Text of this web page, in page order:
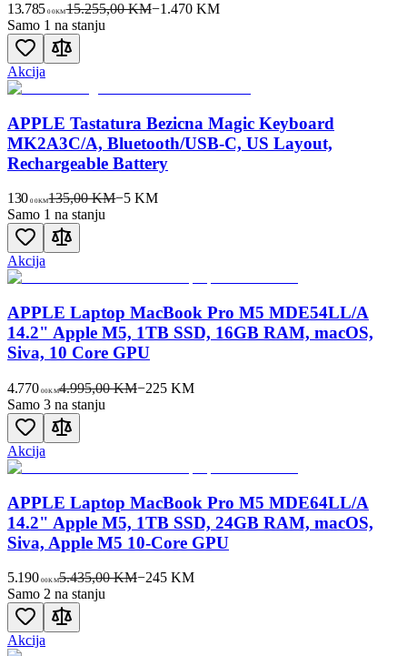
13.785 00KM15.255,00 KM−1.470KM
Samo 1 na stanju
Akcija
APPLE Tastatura Bezicna Magic Keyboard
MK2A3C/A, Bluetooth/USB-C, US Layout,
Rechargeable Battery
130 00KM135,00 KM−5 KM
Samo 1 na stanju
Akcija
APPLE Laptop MacBook Pro M5 MDE54LL/A
14.2" Apple M5, 1TB SSD, 16GB RAM, macOS,
Siva, 10 Core GPU
4.770 00KM4.995,00 KM−225KM
Samo 3 na stanju
Akcija
APPLE Laptop MacBook Pro M5 MDE64LL/A
14.2" Apple M5, 1TB SSD, 24GB RAM, macOS,
Siva, Apple M5 10-Core GPU
5.190 00KM5.435,00 KM−245KM
Samo 2 na stanju
Akcija